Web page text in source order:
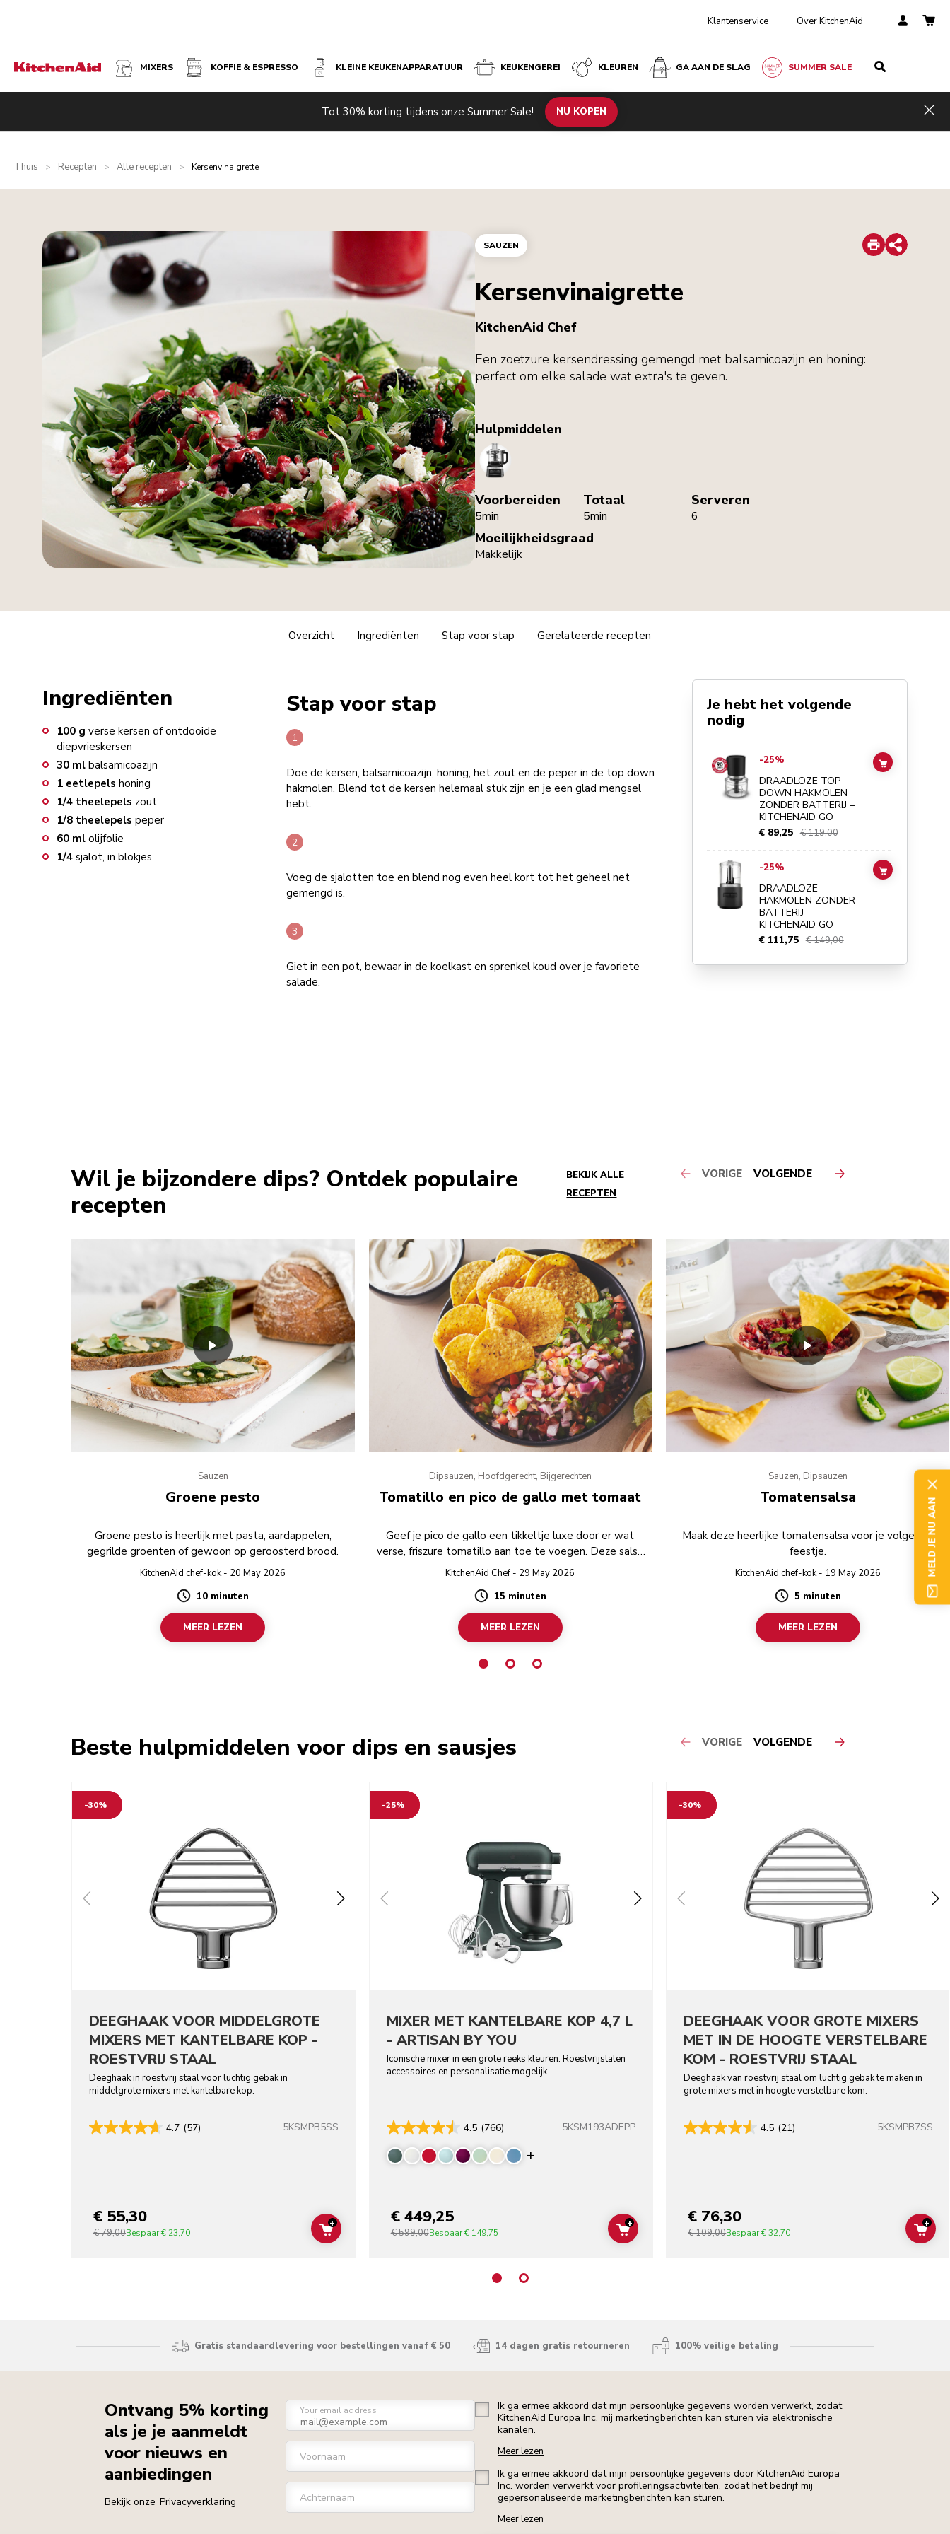
Klantenservice Over KitchenAid
MIXERS KOFFIE & ESPRESSO KLEINE KEUKENAPPARATUUR KEUKENGEREI KLEUREN GA AAN DE SLAG SUMMER SALE
Tot 30% korting tijdens onze Summer Sale! NU KOPEN
Thuis > Recepten > Alle recepten > Kersenvinaigrette
SAUZEN Print
Share
Kersenvinaigrette
KitchenAid Chef
Een zoetzure kersendressing gemengd met balsamicoazijn en honing:
perfect om elke salade wat extra's te geven.
Hulpmiddelen
FoodProcessor
Voorbereiden
5min
Totaal
5min
Serveren
6
Moeilijkheidsgraad
Makkelijk
Overzicht Ingrediënten Stap voor stap Gerelateerde recepten
Ingrediënten
100 g verse kersen of ontdooide
diepvrieskersen
30 ml balsamicoazijn
1 eetlepels honing
1/4 theelepels zout
1/8 theelepels peper
60 ml olijfolie
1/4 sjalot, in blokjes
Stap voor stap
Doe de kersen, balsamicoazijn, honing, het zout en de peper in de top down
hakmolen. Blend tot de kersen helemaal stuk zijn en je een glad mengsel
hebt.
Voeg de sjalotten toe en blend nog even heel kort tot het geheel net
gemengd is.
Giet in een pot, bewaar in de koelkast en sprenkel koud over je favoriete
salade.
Je hebt het volgende
nodig
Go toDRAADLOZE TOP DOWN HAKMOLEN ZONDER
-25%
DRAADLOZE TOP
DOWN HAKMOLEN
ZONDER BATTERIJ –
KITCHENAID GO
€ 89,25 € 119,00
ADD TO CART
Go toDRAADLOZE HAKMOLEN ZONDER BATTERIJ -
-25%
DRAADLOZE
HAKMOLEN ZONDER
BATTERIJ -
KITCHENAID GO
€ 111,75 € 149,00
ADD TO CART
Wil je bijzondere dips? Ontdek populaire
recepten
BEKIJK ALLE
RECEPTEN
VORIGE VOLGENDE
Sauzen
Groene pesto
Groene pesto is heerlijk met pasta, aardappelen,
gegrilde groenten of gewoon op geroosterd brood.
KitchenAid chef-kok - 20 May 2026
Duration
10 minuten
MEER LEZEN
Dipsauzen, Hoofdgerecht, Bijgerechten
Tomatillo en pico de gallo met tomaat
Geef je pico de gallo een tikkeltje luxe door er wat
verse, friszure tomatillo aan toe te voegen. Deze salsa
is verfrissend, pittig en perfect om te serveren als dip bij
KitchenAid Chef - 29 May 2026
Duration
15 minuten
MEER LEZEN
Sauzen, Dipsauzen
Tomatensalsa
Maak deze heerlijke tomatensalsa voor je volgende
feestje.
KitchenAid chef-kok - 19 May 2026
Duration
5 minuten
MEER LEZEN
Beste hulpmiddelen voor dips en sausjes VORIGE VOLGENDE
-30%
DEEGHAAK VOOR MIDDELGROTE
MIXERS MET KANTELBARE KOP -
ROESTVRIJ STAAL
Deeghaak in roestvrij staal voor luchtig gebak in
middelgrote mixers met kantelbare kop.
4.7 (57) 5KSMPB5SS
€ 55,30
€ 79,00Bespaar€ 23,70 ADD TO CART
+
-25%
MIXER MET KANTELBARE KOP 4,7 L
- ARTISAN BY YOU
Iconische mixer in een grote reeks kleuren. Roestvrijstalen
accessoires en personalisatie mogelijk.
4.5 (766) 5KSM193ADEPP
Display more colors
€ 449,25
€ 599,00Bespaar€ 149,75 ADD TO CART
+
-30%
DEEGHAAK VOOR GROTE MIXERS
MET IN DE HOOGTE VERSTELBARE
KOM - ROESTVRIJ STAAL
Deeghaak van roestvrij staal om luchtig gebak te maken in
grote mixers met in hoogte verstelbare kom.
4.5 (21) 5KSMPB7SS
€ 76,30
€ 109,00Bespaar€ 32,70
+
Gratis standaardlevering voor bestellingen vanaf € 50 14 dagen gratis retourneren 100% veilige betaling
Ontvang 5% korting
als je je aanmeldt
voor nieuws en
aanbiedingen
Bekijk onze Privacyverklaring
Your email address
Voornaam
Achternaam
Ik ga ermee akkoord dat mijn persoonlijke gegevens worden verwerkt, zodat
KitchenAid Europa Inc. mij marketingberichten kan sturen via elektronische
kanalen.
Meer lezen
Ik ga ermee akkoord dat mijn persoonlijke gegevens door KitchenAid Europa
Inc. worden verwerkt voor profileringsactiviteiten, zodat het bedrijf mij
gepersonaliseerde marketingberichten kan sturen.
Meer lezen
MELD JE NU AAN